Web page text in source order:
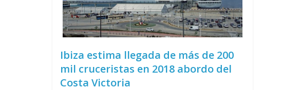
Ibiza estima llegada de más de 200
mil cruceristas en 2018 abordo del
Costa Victoria